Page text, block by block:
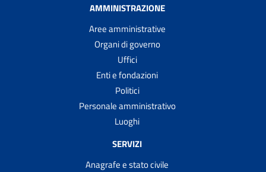
AMMINISTRAZIONE
Aree amministrative
Organi di governo
Uffici
Enti e fondazioni
Politici
Personale amministrativo
Luoghi
SERVIZI
Anagrafe e stato civile